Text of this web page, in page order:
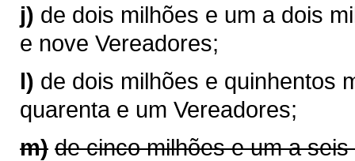
j) de dois milhões e um a dois
e nove Vereadores;
l) de dois milhões e quinhentos
quarenta e um Vereadores;
m) de cinco milhões e um a